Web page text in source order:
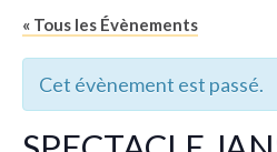
« Tous les Évènements
Cet évènement est passé.